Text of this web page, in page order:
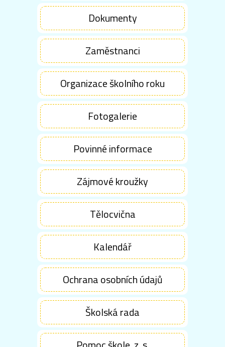
Dokumenty
Zaměstnanci
Organizace školního roku
Fotogalerie
Povinné informace
Zájmové kroužky
Tělocvična
Kalendář
Ochrana osobních údajů
Školská rada